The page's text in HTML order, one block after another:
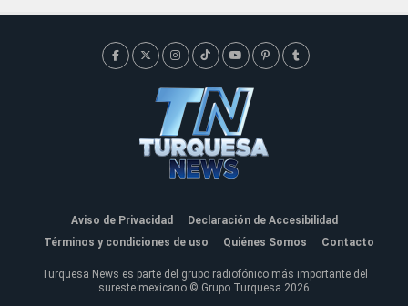
Aviso de Privacidad
Declaración de Accesibilidad
Términos y condiciones de uso
Quiénes Somos Contacto
Turquesa News es parte del grupo radiofónico más importante del
sureste mexicano © Grupo Turquesa 2026